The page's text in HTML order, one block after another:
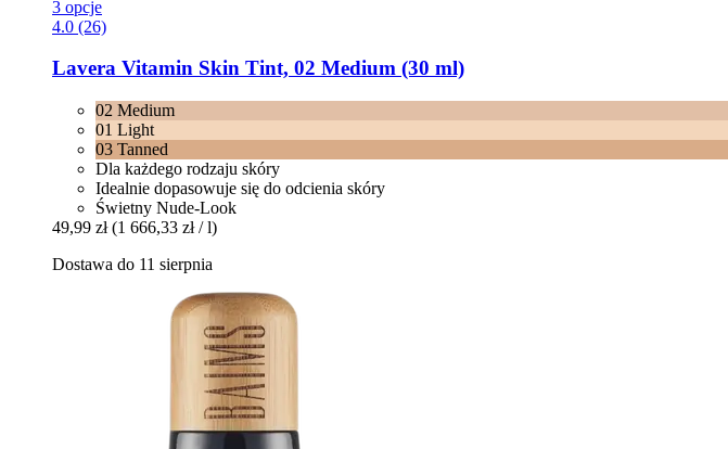
3 opcje
4.0 (26)
Lavera Vitamin Skin Tint, 02 Medium (30 ml)
02 Medium
01 Light
03 Tanned
Dla każdego rodzaju skóry
Idealnie dopasowuje się do odcienia skóry
Świetny Nude-Look
49,99 zł (1 666,33 zł / l)
Dostawa do 11 sierpnia